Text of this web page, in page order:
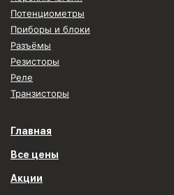
Потенциометры
Приборы и блоки
Разъёмы
Резисторы
Реле
Транзисторы
Главная
Все цены
Акции